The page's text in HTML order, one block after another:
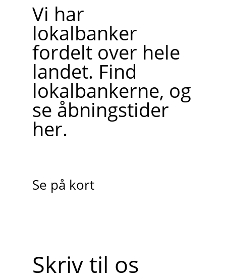
Vi har
lokalbanker
fordelt over hele
landet. Find
lokalbankerne, og
se åbningstider
her.
Se på kort
Skriv til os